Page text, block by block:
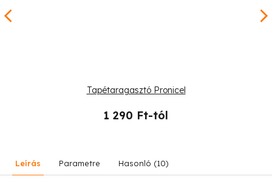
Tapétaragasztó Pronicel
1 290 Ft-tól
Leírás Parametre Hasonló (10)